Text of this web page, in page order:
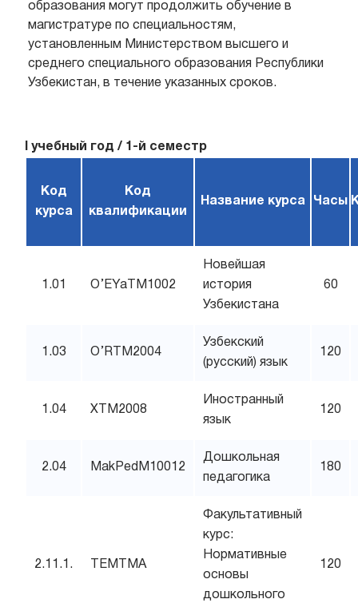
образования могут продолжить обучение в
магистратуре по специальностям,
установленным Министерством высшего и
среднего специального образования Республики
Узбекистан, в течение указанных сроков.
I учебный год / 1-й семестр
Код
курса
Код
квалификации
Название курса Часы
1.01 O’EYaTM1002
Новейшая
история
Узбекистана
60
1.03 O’RTM2004
Узбекский
(русский) язык
120
1.04 XTM2008
Иностранный
язык
120
2.04 MakPedM10012
Дошкольная
педагогика
180
2.11.1. TEMTMA
Факультативный
курс:
Нормативные
основы
дошкольного
120